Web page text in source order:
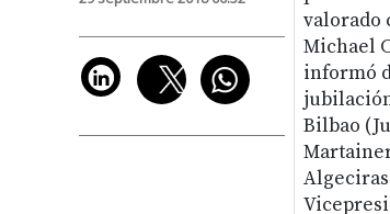
valorado
Michael
informó
Bilbao